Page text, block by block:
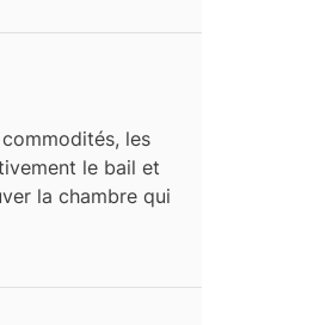
les
le bail et
la chambre qui